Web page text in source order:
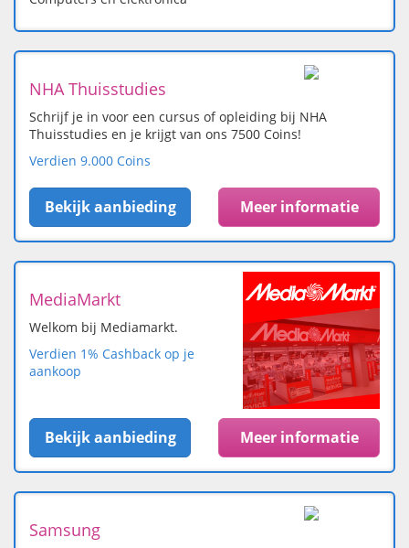
NHA Thuisstudies
Schrijf je in voor een cursus of opleiding bij NHA
Thuisstudies en je krijgt van ons 7500 Coins!
Verdien 9.000 Coins
Bekijk aanbieding Meer informatie
MediaMarkt
Welkom bij Mediamarkt.
Verdien 1% Cashback op je
aankoop
Bekijk aanbieding Meer informatie
Samsung